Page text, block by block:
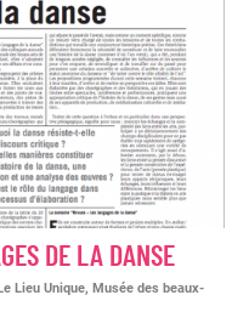
DE LA DANSE
Lieu Unique, Musée des beaux-